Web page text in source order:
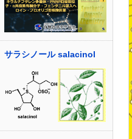
サラシノール salacinol